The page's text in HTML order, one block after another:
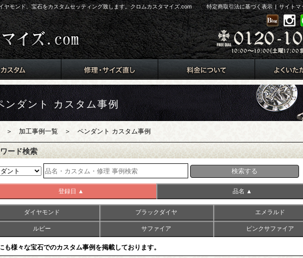
モンド、宝石をカスタムセッティング致します。クロムカスタマイズ.com サイトマ
|
特定商取引法に基づく表示
ンダント カスタム事例
＞ 加工事例一覧 ＞ ペンダント カスタム事例
ード検索
登録日 ▲ 品名 ▲
ダイヤモンド ブラックダイヤ エメラルド
ルビー サファイア ピンクサファイア
も様々な宝石でのカスタム事例を掲載しております。